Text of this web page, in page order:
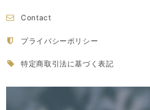
Contact
プライバシーポリシー
特定商取引法に基づく表記